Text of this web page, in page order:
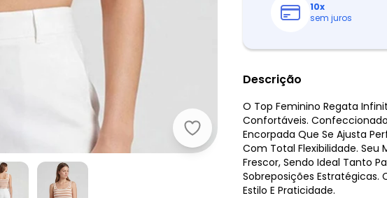
Infinita Cor - Top Feminino Regata
10x
sem juros
Descrição
O Top Feminino Regata
Confortáveis. Confeccionado
Encorpada Que Se Ajusta
Com Total Flexibilidade. Seu
Frescor, Sendo Ideal Tanto
Sobreposições Estratégicas.
Estilo E Praticidade.